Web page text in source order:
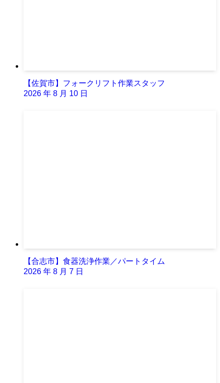
【佐賀市】フォークリフト作業スタッフ
2026 年 8 月 10 日
【合志市】食器洗浄作業／パートタイム
2026 年 8 月 7 日